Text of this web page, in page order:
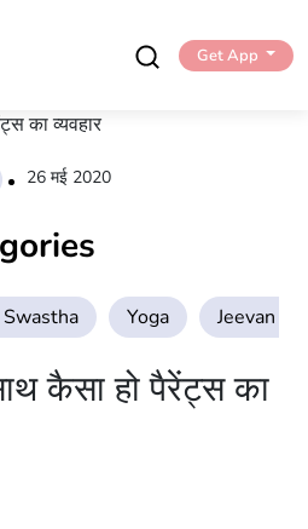
Get App
26 मई 2020
Yoga Jeevan
कैसा हो पैरेंट्स का